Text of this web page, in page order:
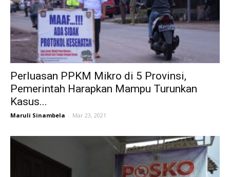
Perluasan PPKM Mikro di 5 Provinsi,
Pemerintah Harapkan Mampu Turunkan
Kasus...
Maruli Sinambela - Mar 23, 2021